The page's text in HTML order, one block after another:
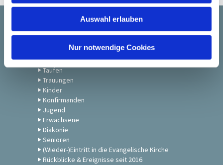
Auswahl erlauben
Nur notwendige Cookies
Startseite
Gemeindeleben
Taufen
Trauungen
Kinder
Konfirmanden
Jugend
Erwachsene
Diakonie
Senioren
(Wieder-)Eintritt in die Evangelische Kirche
Rückblicke & Ereignisse seit 2016